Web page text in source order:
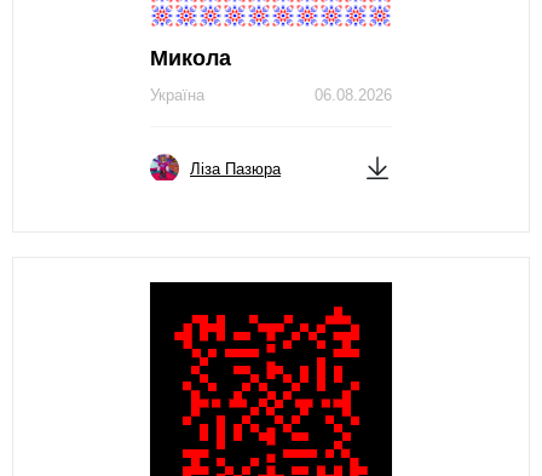
Микола
06.08.2026
Україна
Ліза Пазюра